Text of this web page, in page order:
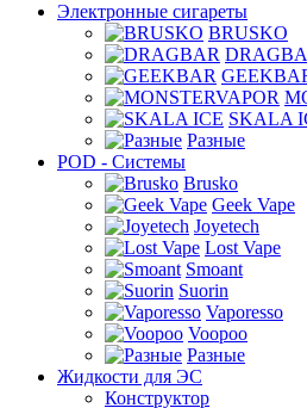
Электронные сигареты
BRUSKO
SKALA
Разные
POD - Системы
Brusko
Geek Vape
Joyetech
Lost Vape
Smoant
Suorin
Vaporesso
Voopoo
Разные
Жидкости для ЭС
Конструктор